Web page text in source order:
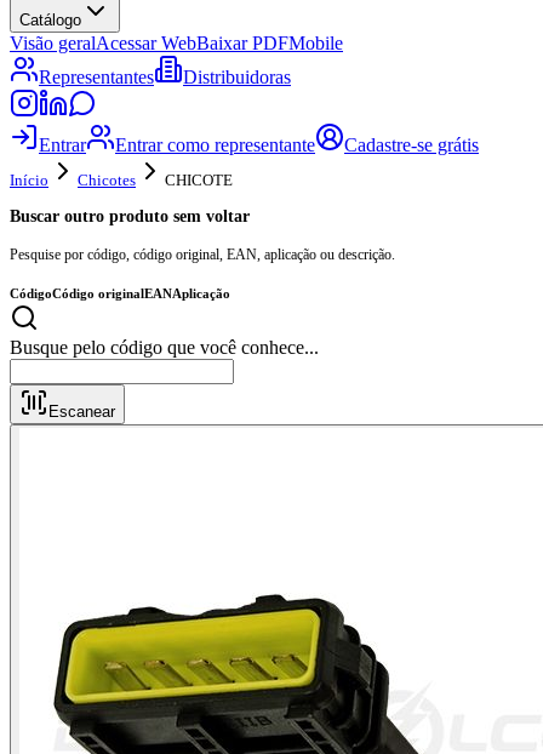
Catálogo
Visão geralAcessar WebBaixar PDFMobile
Representantes
Distribuidoras
Entrar Entrar como representante Cadastre-se grátis
Início Chicotes
CHICOTE
Buscar outro produto sem voltar
Pesquise por código, código original, EAN, aplicação ou descrição.
CódigoCódigo originalEANAplicação
Busque pelo código que você conhece..
Escanear